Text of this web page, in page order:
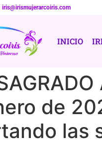
iris@irismujerarcoiris.com
INICIO
de
las